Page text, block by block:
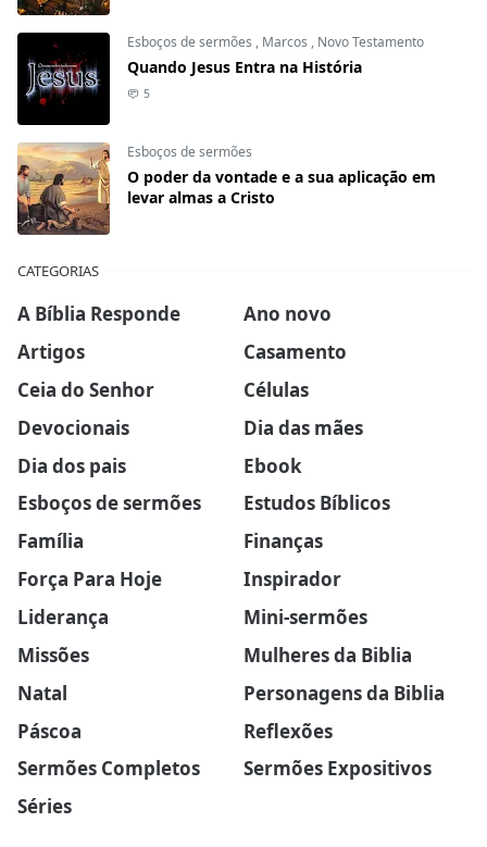
Esboços de sermões , Marcos , Novo Testamento
Quando Jesus Entra na História
5
Esboços de sermões
O poder da vontade e a sua aplicação em
levar almas a Cristo
CATEGORIAS
A Bíblia Responde
Ano novo
Artigos
Casamento
Ceia do Senhor
Células
Devocionais
Dia das mães
Dia dos pais
Ebook
Esboços de sermões
Estudos Bíblicos
Família
Finanças
Força Para Hoje
Inspirador
Liderança
Mini-sermões
Missões
Mulheres da Biblia
Natal
Personagens da Biblia
Páscoa
Reflexões
Sermões Completos
Sermões Expositivos
Séries